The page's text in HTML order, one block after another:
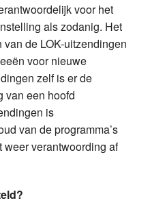
voor het
als zodanig. Het
de LOK-uitzendingen
voor nieuwe
zelf is er de
van een hoofd
is
van de programma’s
weer verantwoording af